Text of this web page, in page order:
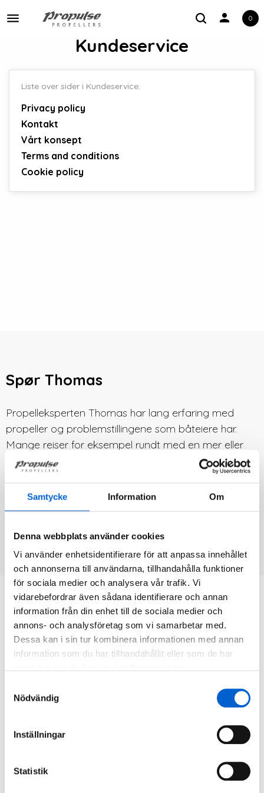
Samtycke Information Om
Denna webbplats använder cookies
Vi använder enhetsidentifierare för att anpassa innehållet
och annonserna till användarna, tillhandahålla funktioner
för sociala medier och analysera vår trafik. Vi
vidarebefordrar även sådana identifierare och annan
information från din enhet till de sociala medier och
annons- och analysföretag som vi samarbetar med.
Dessa kan i sin tur kombinera informationen med annan
information som du har tillhandahållit eller som de har
Nödvändig
Inställningar
Statistik
Toggle navigation person 0
Kundeservice
Liste over sider i Kundeservice:
Privacy policy
Kontakt
Vårt konsept
Terms and conditions
Cookie policy
Spør Thomas
Propelleksperten Thomas har lang erfaring med
propeller og problemstillingene som båteiere har.
Mange reiser for eksempel rundt med en mer eller
mindre defekt eller rett og slett feil propell og trenger
informasjon for å finne ut hva de skal gjøre med det.
Spør vår propellekspert Thomas hvordan båten din
kan bli bedre med riktig propell.